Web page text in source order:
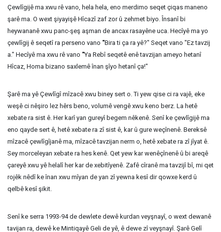
Çewlîgijê ma xwu rê vano, hela hela, eno merdimo seqet çiqas maneno
şarê ma. O wext şiyayişê Hîcazî zaf zor û zehmet biyo. Însanî bi
heywananê xwu panc-şeş aşman de ancax rasayêne uca. Hecîyê ma yo
çewlîgij ê seqetî ra perseno vano "Bira ti ça ra yê?" Seqet vano "Ez tavzij
a." Hecîyê ma xwu rê vano "Ya Rebî seqetê enê tavzijan ameyo hetanî
Hîcaz, Homa bizano saxlemê înan şîyo hetanî ça!"
Şarê ma yê Çewlîgî mîzacê xwu biney sert o. Ti yew qise ci ra vajê, eke
weşê ci nêşiro lez hêrs beno, volumê vengê xwu keno berz. La hetê
xebate ra sist ê. Her karî yan gureyî begem nêkenê. Senî ke çewlîgijê ma
eno qayde sert ê, hetê xebate ra zî sist ê, kar û gure weçînenê. Bereksê
mîzacê çewlîgîjanê ma, mîzacê tavzijan nerm o, hetê xebate ra zî jîyat ê.
Sey morceleyan xebate ra hes kenê. Qet yew kar wenêçînenê û bi areqê
çareyê xwu yê helalî her kar de xebitîyenê. Zafê cîranê ma tavzijî bî, mi qet
rojêk nêdî ke înan xwu mîyan de yan zî yewna kesî dir qowxe kerd û
qelbê kesî şikit.
Senî ke serra 1993-94 de dewlete dewê kurdan veyşnayî, o wext dewanê
tavijan ra, dewê ke Mintiqayê Geli de yê, ê dewe zî veyşnayî. Şarê Gelî